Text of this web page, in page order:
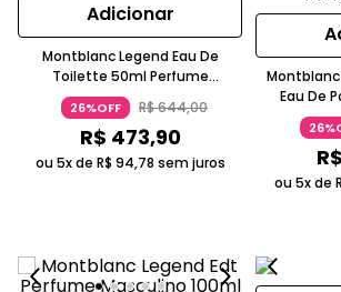
Adicionar
Montblanc Legend Eau De
Toilette 50ml Perfume
Masculino Fougère Amadeirada
Fresca
26%OFF R$644,00
R$ 473,90
ou 5x de R$ 94,78 sem juros
Eau De
Facetado
R$
ou 5x de